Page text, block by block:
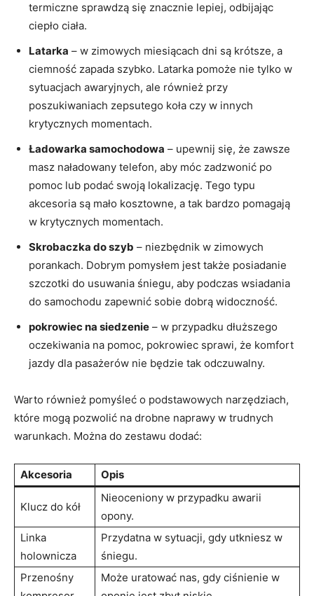
termiczne sprawdzą się znacznie lepiej,⁣ odbijając​
ciepło ciała.
Latarka – w zimowych miesiącach⁤ dni są krótsze, a
ciemność⁤ zapada szybko. Latarka pomoże nie ​tylko w
sytuacjach⁣ awaryjnych, ale ‍również przy
poszukiwaniach‍ zepsutego koła czy ⁢w innych
krytycznych momentach.
Ładowarka samochodowa –⁤ upewnij się, ⁣że zawsze
masz naładowany telefon, aby móc ‍zadzwonić po
pomoc lub podać swoją lokalizację. Tego typu
akcesoria są mało kosztowne, a tak bardzo pomagają
w ⁣krytycznych momentach.
Skrobaczka do szyb ‍– ​niezbędnik w ‌zimowych
porankach. Dobrym pomysłem jest także posiadanie
szczotki do usuwania⁣ śniegu,⁣ aby ⁢podczas wsiadania
do samochodu zapewnić sobie dobrą widoczność.
pokrowiec na siedzenie – w przypadku dłuższego
oczekiwania na pomoc, pokrowiec sprawi, że‌ komfort
jazdy dla pasażerów nie będzie ‍tak ​odczuwalny.
Warto również pomyśleć o podstawowych⁤ narzędziach,‍
które mogą pozwolić na ‍drobne naprawy‌ w trudnych‍
warunkach. Można do zestawu dodać:
Akcesoria Opis
Klucz do kół
Nieoceniony w przypadku ​awarii
opony.
Linka
holownicza
Przydatna w sytuacji, gdy​ utkniesz w
śniegu.
Przenośny​
Może uratować⁢ nas, gdy ciśnienie w